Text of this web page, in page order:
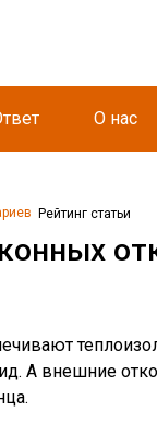
О нас
Рейтинг статьи
А внешние